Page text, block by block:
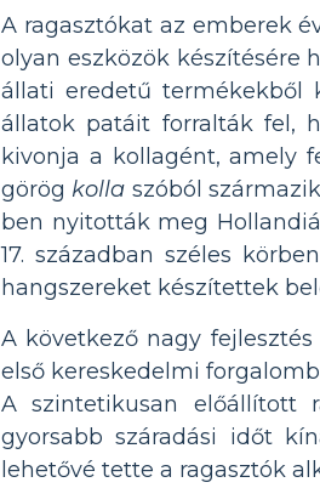
A ragasztókat az emberek
olyan eszközök készítésére
állati eredetű termékekből
állatok patáit forralták fel,
kivonja a kollagént, amely
görög kolla szóból
ben nyitották meg
17. században széles
hangszereket készítettek
A következő nagy
első kereskedelmi
A szintetikusan előállított
gyorsabb száradási időt
lehetővé tette a ragasztók